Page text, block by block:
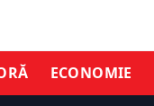
ECONOMIE